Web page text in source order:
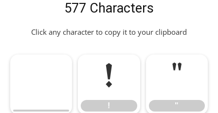
577 Characters
Click any character to copy it to your clipboard
!
!
"
"